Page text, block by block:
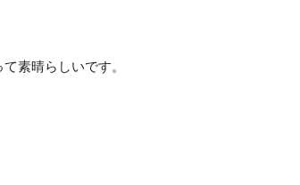
素晴らしいです。